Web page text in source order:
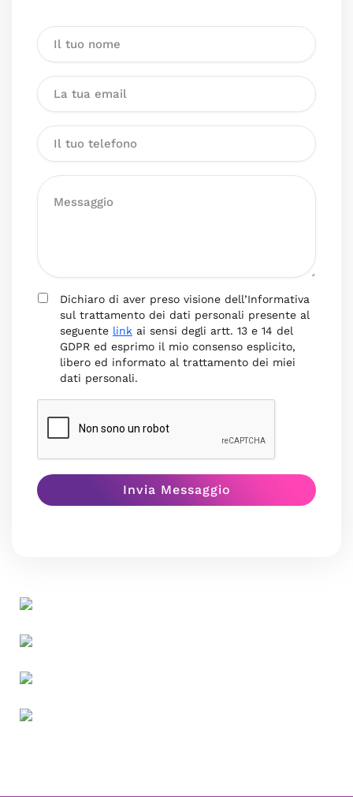
Dichiaro di aver preso visione dell’Informativa
sul trattamento dei dati personali presente al
seguente link ai sensi degli artt. 13 e 14 del
GDPR ed esprimo il mio consenso esplicito,
libero ed informato al trattamento dei miei
dati personali.